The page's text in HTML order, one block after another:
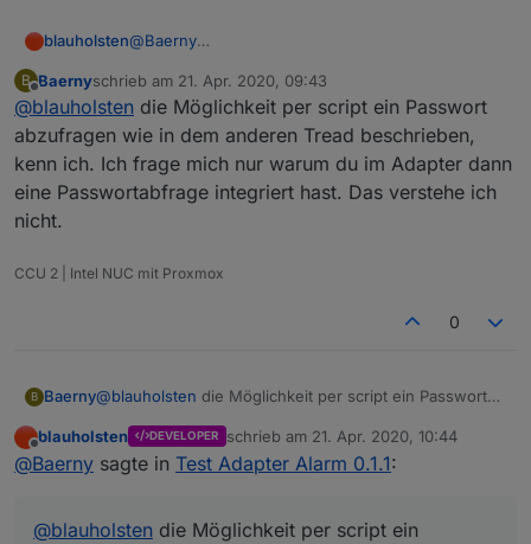
blauholsten@Baerny
0.0.8, dort habe ich und andere eine Möglichkeit
beschrieben.
B
Offline
Baernyschrieb am 21. Apr. 2020, 09:43
zuletzt editiert von
@blauholsten die Möglichkeit per script ein Passwort
abzufragen wie in dem anderen Tread beschrieben,
kenn ich. Ich frage mich nur warum du im Adapter dann
eine Passwortabfrage integriert hast. Das verstehe ich
nicht.
CCU 2 | Intel NUC mit Proxmox
0
B Baerny@blauholsten die Möglichkeit per script ein Passwort
kenn ich. Ich frage mich nur warum du im Adapter dann
eine Passwortabfrage integriert hast. Das verstehe ich
Offline
blauholsten DEVELOPER schrieb am 21. Apr. 2020, 10:44
zuletzt editiert von
@Baerny sagte in Test Adapter Alarm 0.1.1:
@blauholsten die Möglichkeit per script ein